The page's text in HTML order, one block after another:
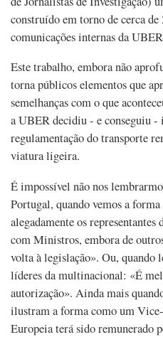
construído em torno de cerca
comunicações internas da
Este trabalho, embora não
torna públicos elementos que
semelhanças com o que
a UBER decidiu - e conseguiu -
regulamentação do transporte
viatura ligeira.
É impossível não nos
Portugal, quando vemos a
alegadamente os
com Ministros, embora de
volta à legislação». Ou, quando
líderes da multinacional: «É
autorização». Ainda mais
ilustram a forma como um
Europeia terá sido remunerado